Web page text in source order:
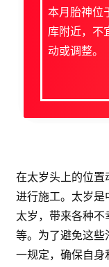
本月胎神位
库附近，不
动或调整。
在太岁头上的位置
进行施工。太岁
太岁，带来各种
等。为了避免这
一规定，确保自身